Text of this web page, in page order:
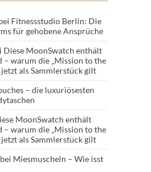
Fitnessstudio Berlin: Die
für gehobene Ansprüche
Diese MoonSwatch enthält
– warum die „Mission to the
als Sammlerstück gilt
– die luxuriösesten
MoonSwatch enthält
– warum die „Mission to the
als Sammlerstück gilt
Miesmuscheln – Wie isst